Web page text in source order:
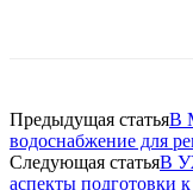
Предыдущая статьяВ
водоснабжение для
Следующая статьяВ
аспекты подготовки